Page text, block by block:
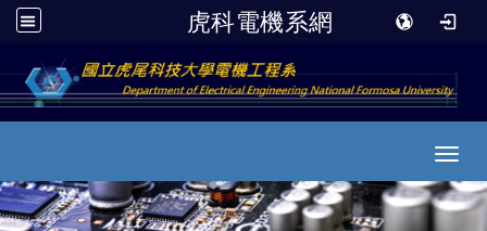
虎科電機系網
跳到主要內容